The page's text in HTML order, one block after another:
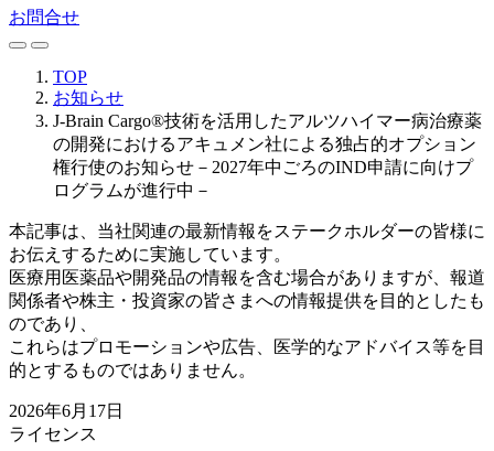
お問合せ
TOP
お知らせ
J-Brain Cargo®技術を活用したアルツハイマー病治療薬
の開発におけるアキュメン社による独占的オプション
権行使のお知らせ－2027年中ごろのIND申請に向けプ
ログラムが進行中－
本記事は、当社関連の最新情報をステークホルダーの皆様に
お伝えするために実施しています。
医療用医薬品や開発品の情報を含む場合がありますが、報道
関係者や株主・投資家の皆さまへの情報提供を目的としたも
のであり、
これらはプロモーションや広告、医学的なアドバイス等を目
的とするものではありません。
2026年6月17日
ライセンス